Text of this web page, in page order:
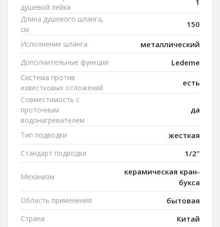
душевой лейки
Длина душевого шланга,
см
150
Исполнение шланга металлический
Дополнительные функции Ledeme
Система против
известковых отложений
есть
Совместимость с
проточным
водонагревателем
да
Тип подводки жесткая
Стандарт подводки 1/2"
Механизм
керамическая кран-
букса
Область применения бытовая
Страна Китай